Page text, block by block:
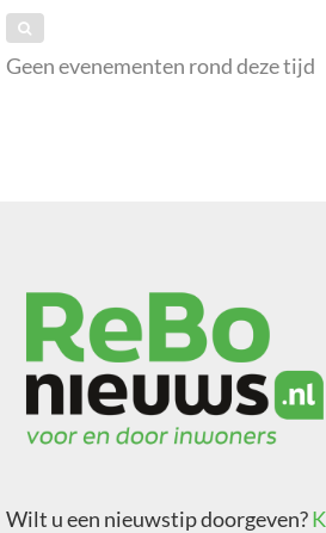
Geen evenementen rond deze tijd
Wilt u een nieuwstip doorgeven?